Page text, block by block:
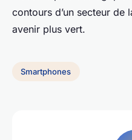
contours d’un secteur de
avenir plus vert.
Smartphones